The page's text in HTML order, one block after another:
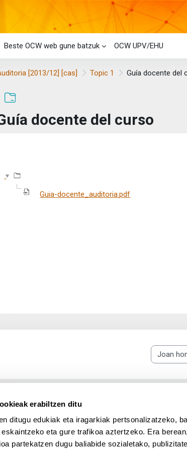
erabiltzen ditu
ditugu edukiak eta iragarkiak pertsonalizatzeko,
eta gure trafikoa aztertzeko. Era
partekatzen dugu baliabide sozialetako,
Beste OCW web gune batzuk OCW UPV/EHU
[2013/12] [cas] Topic 1 Guía docente del
docente del curso
Guia-docente_auditoria.pdf
Joan
App deskargatu UPV/